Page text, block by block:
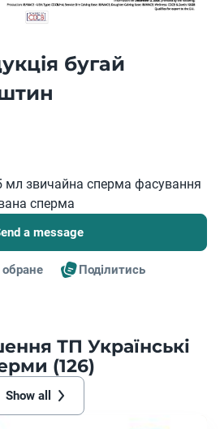
бугай
мл звичайна сперма фасування
сперма
a message
Поділитись
ТП Українські
(126)
Show all